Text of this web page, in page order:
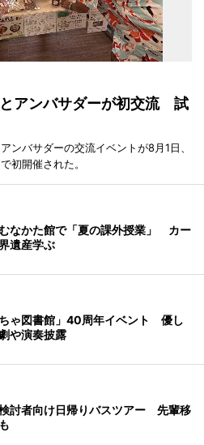
アンバサダーが初交流 試
ンバサダーの交流イベントが8月1日、
初開催された。
なかた館で「夏の課外授業」 カー
遺産学ぶ
ゃ図書館」40周年イベント 優し
や演奏披露
討者向け日帰りバスツアー 先輩移